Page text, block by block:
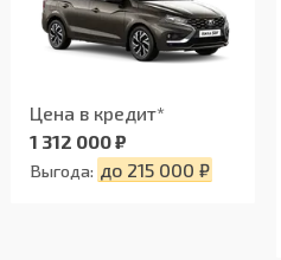
Цена в кредит*
1 312 000 ₽
Выгода: до 215 000 ₽